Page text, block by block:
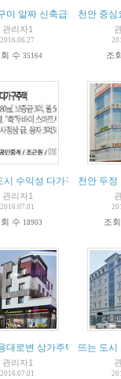
미 알짜 신축급매
관리자1
2016.06.27
수 35164
천안 중
조
시 수익성 다가구주택
관리자1
2016.07.01
수 18903
천안 두정
조
대로변 상가주택(주인세대
관리자1
2016.07.01
뜨는 도시